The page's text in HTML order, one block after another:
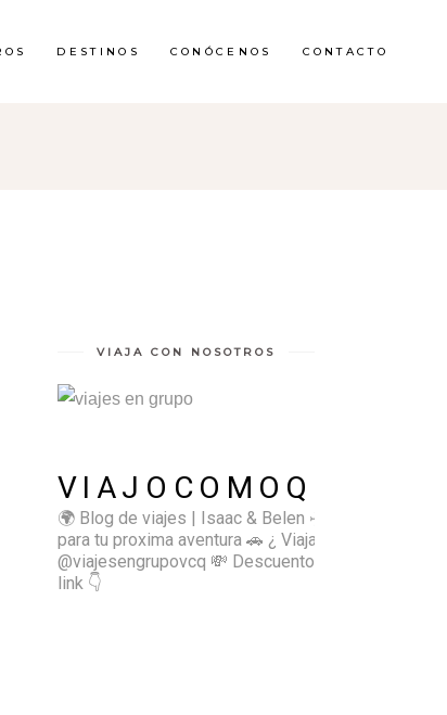
DESTINOS CONÓCENOS CONTACTO
VIAJA CON NOSOTROS
VIAJOCOMOQUIERO
🌍 Blog de viajes | Isaac & Belen ✈️ Inspírate
para tu proxima aventura 🚗 ¿ Viajas sol@? 👉🏻
@viajesengrupovcq 💸 Descuentos y tips en el
link 👇